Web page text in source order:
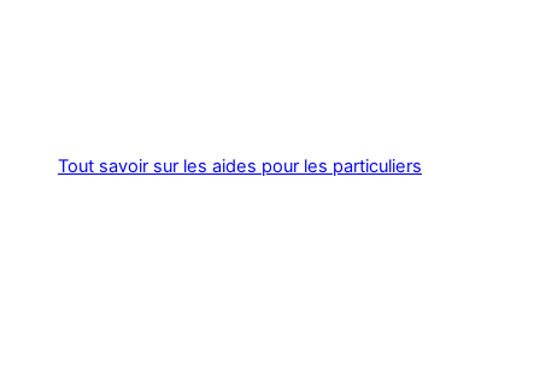
Tout savoir sur les aides pour les particuliers